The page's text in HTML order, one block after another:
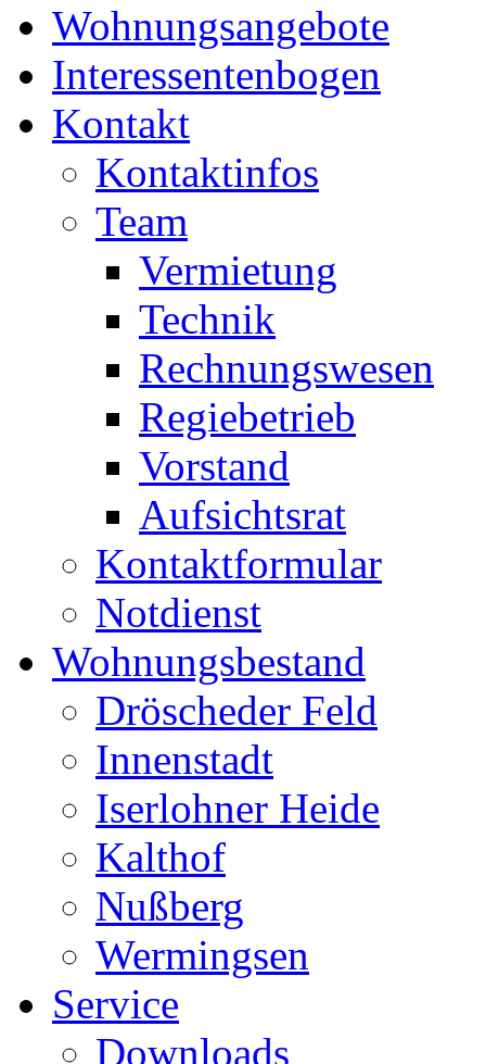
Wohnungsangebote
Interessentenbogen
Kontakt
Kontaktinfos
Team
Vermietung
Technik
Rechnungswesen
Regiebetrieb
Vorstand
Aufsichtsrat
Kontaktformular
Notdienst
Wohnungsbestand
Dröscheder Feld
Innenstadt
Iserlohner Heide
Kalthof
Nußberg
Wermingsen
Service
Downloads